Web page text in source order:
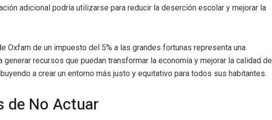
adicional podría utilizarse para reducir la deserción escolar y mejorar la
Oxfam de un impuesto del 5% a las grandes fortunas representa una
recursos que puedan transformar la economía y mejorar la calidad de
a crear un entorno más justo y equitativo para todos sus habitantes.
de No Actuar